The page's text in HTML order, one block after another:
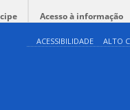
Acesso à informação
ACESSIBILIDADE ALTO